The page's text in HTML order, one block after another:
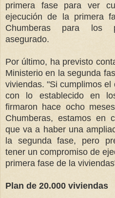
primera fase para ver
ejecución de la primera
Chumberas para los
asegurado.
Por último, ha previsto
Ministerio en la segunda
viviendas. "Si cumplimos
con lo establecido en
firmaron hace ocho
Chumberas, estamos en
que va a haber una
la segunda fase, pero
tener un compromiso de
primera fase de la
Plan de 20.000 viviendas